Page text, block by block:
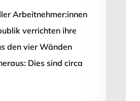
Arbeitnehmer:innen
verrichten ihre
den vier Wänden
Dies sind circa